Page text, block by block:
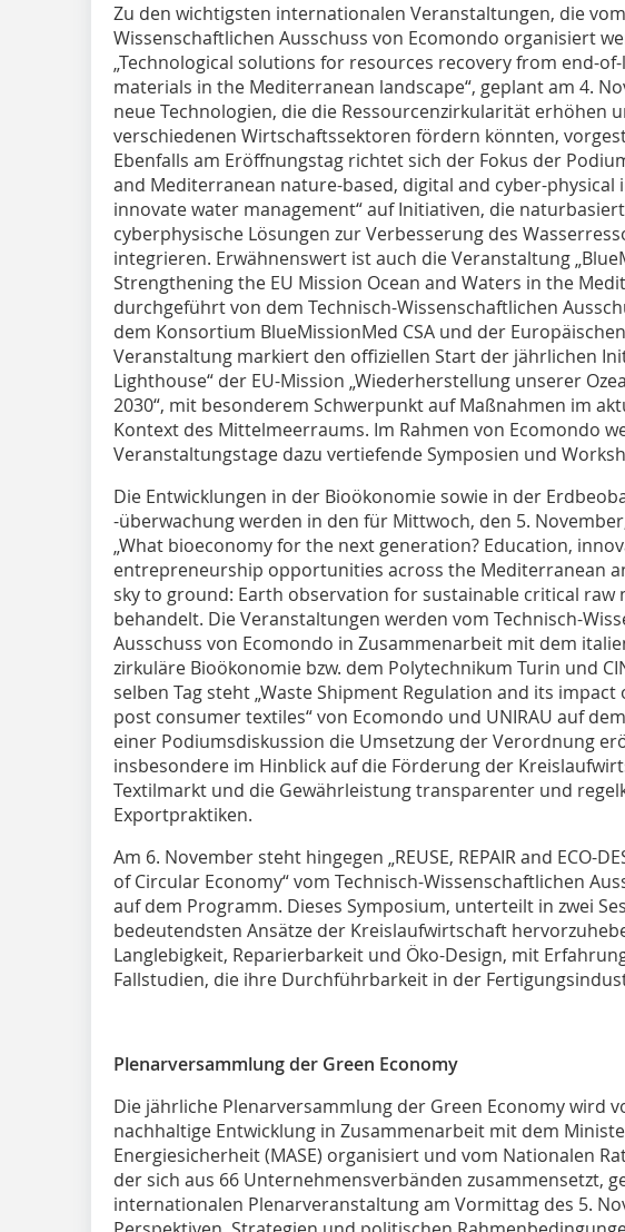
Zu den wichtigsten internationalen Veranstaltungen, die
Wissenschaftlichen Ausschuss von Ecomondo organisiert
„Technological solutions for resources recovery from end-
materials in the Mediterranean landscape“, geplant am 4.
neue Technologien, die die Ressourcenzirkularität erhöhen
verschiedenen Wirtschaftssektoren fördern könnten,
Ebenfalls am Eröffnungstag richtet sich der Fokus der
and Mediterranean nature-based, digital and cyber-physical
innovate water management“ auf Initiativen, die
cyberphysische Lösungen zur Verbesserung des
integrieren. Erwähnenswert ist auch die Veranstaltung
Strengthening the EU Mission Ocean and Waters in the
durchgeführt von dem Technisch-Wissenschaftlichen
dem Konsortium BlueMissionMed CSA und der
Veranstaltung markiert den offiziellen Start der jährlichen
Lighthouse“ der EU-Mission „Wiederherstellung unserer
2030“, mit besonderem Schwerpunkt auf Maßnahmen im
Kontext des Mittelmeerraums. Im Rahmen von Ecomondo
Veranstaltungstage dazu vertiefende Symposien und
Die Entwicklungen in der Bioökonomie sowie in der
-überwachung werden in den für Mittwoch, den 5.
„What bioeconomy for the next generation? Education,
entrepreneurship opportunities across the Mediterranean
sky to ground: Earth observation for sustainable critical raw
behandelt. Die Veranstaltungen werden vom Technisch-
Ausschuss von Ecomondo in Zusammenarbeit mit dem
zirkuläre Bioökonomie bzw. dem Polytechnikum Turin und
selben Tag steht „Waste Shipment Regulation and its
post consumer textiles“ von Ecomondo und UNIRAU auf
einer Podiumsdiskussion die Umsetzung der Verordnung
insbesondere im Hinblick auf die Förderung der
Textilmarkt und die Gewährleistung transparenter und
Exportpraktiken.
Am 6. November steht hingegen „REUSE, REPAIR and ECO-
of Circular Economy“ vom Technisch-Wissenschaftlichen
auf dem Programm. Dieses Symposium, unterteilt in zwei
bedeutendsten Ansätze der Kreislaufwirtschaft
Langlebigkeit, Reparierbarkeit und Öko-Design, mit
Fallstudien, die ihre Durchführbarkeit in der
Plenarversammlung der Green Economy
Die jährliche Plenarversammlung der Green Economy wird
nachhaltige Entwicklung in Zusammenarbeit mit dem
Energiesicherheit (MASE) organisiert und vom Nationalen
der sich aus 66 Unternehmensverbänden zusammensetzt,
internationalen Plenarveranstaltung am Vormittag des 5.